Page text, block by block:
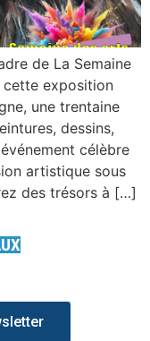
de La Semaine
cette exposition
une trentaine
dessins,
célèbre
artistique sous
des trésors à […]